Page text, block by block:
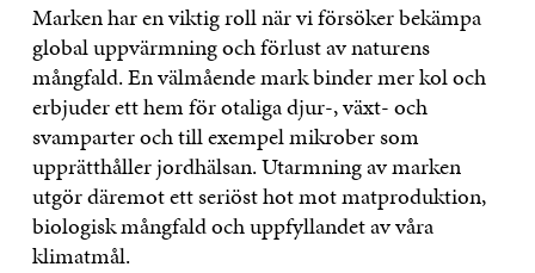
Marken har en viktig roll när vi försöker bekämpa
global uppvärmning och förlust av naturens
mångfald. En välmående mark binder mer kol och
erbjuder ett hem för otaliga djur-, växt- och
svamparter och till exempel mikrober som
upprätthåller jordhälsan. Utarmning av marken
utgör däremot ett seriöst hot mot matproduktion,
biologisk mångfald och uppfyllandet av våra
klimatmål.